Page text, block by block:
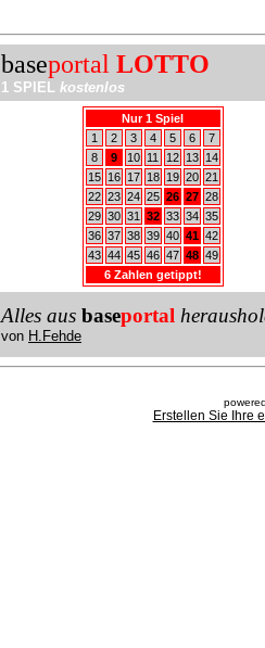
baseportal LOTTO
1 SPIEL kostenlos
Nur 1 Spiel
1
2 3 4 5 6
7
8
9 10 11 12 13
14
15
16 17 18 19 20 21
22 23 24 25 26 27 28
29 30 31 32 33 34 35
36 37 38 39 40 41 42
43 44 45 46 47 48 49
6 Zahlen getippt!
Alles aus baseportal
von H.Fehde
Erstellen Sie Ihre